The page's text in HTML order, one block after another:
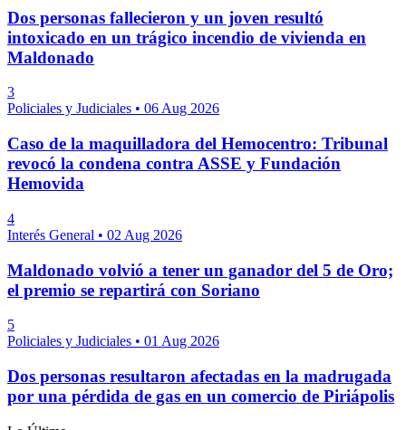
Dos personas fallecieron y un joven resultó
intoxicado en un trágico incendio de vivienda en
Maldonado
3
Policiales y Judiciales • 06 Aug 2026
Caso de la maquilladora del Hemocentro: Tribunal
revocó la condena contra ASSE y Fundación
Hemovida
4
Interés General • 02 Aug 2026
Maldonado volvió a tener un ganador del 5 de Oro;
el premio se repartirá con Soriano
5
Policiales y Judiciales • 01 Aug 2026
Dos personas resultaron afectadas en la madrugada
por una pérdida de gas en un comercio de Piriápolis